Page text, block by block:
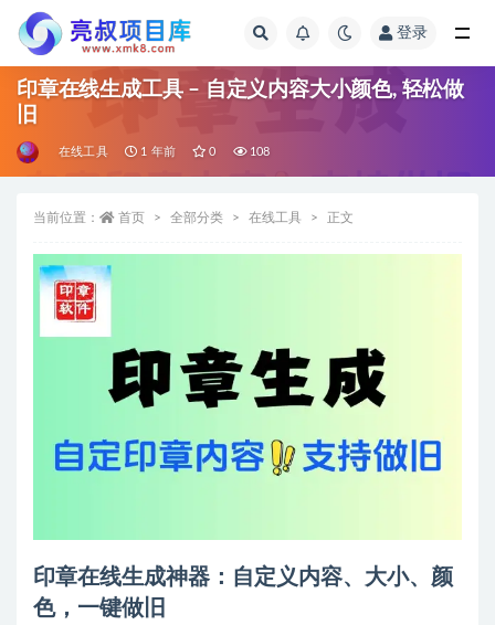
登录
印章在线生成工具 – 自定义内容大小颜色, 轻松做
旧
在线工具 1 年前 0 108
当前位置： 首页 全部分类 在线工具 正文
印章在线生成神器：自定义内容、大小、颜
色，一键做旧